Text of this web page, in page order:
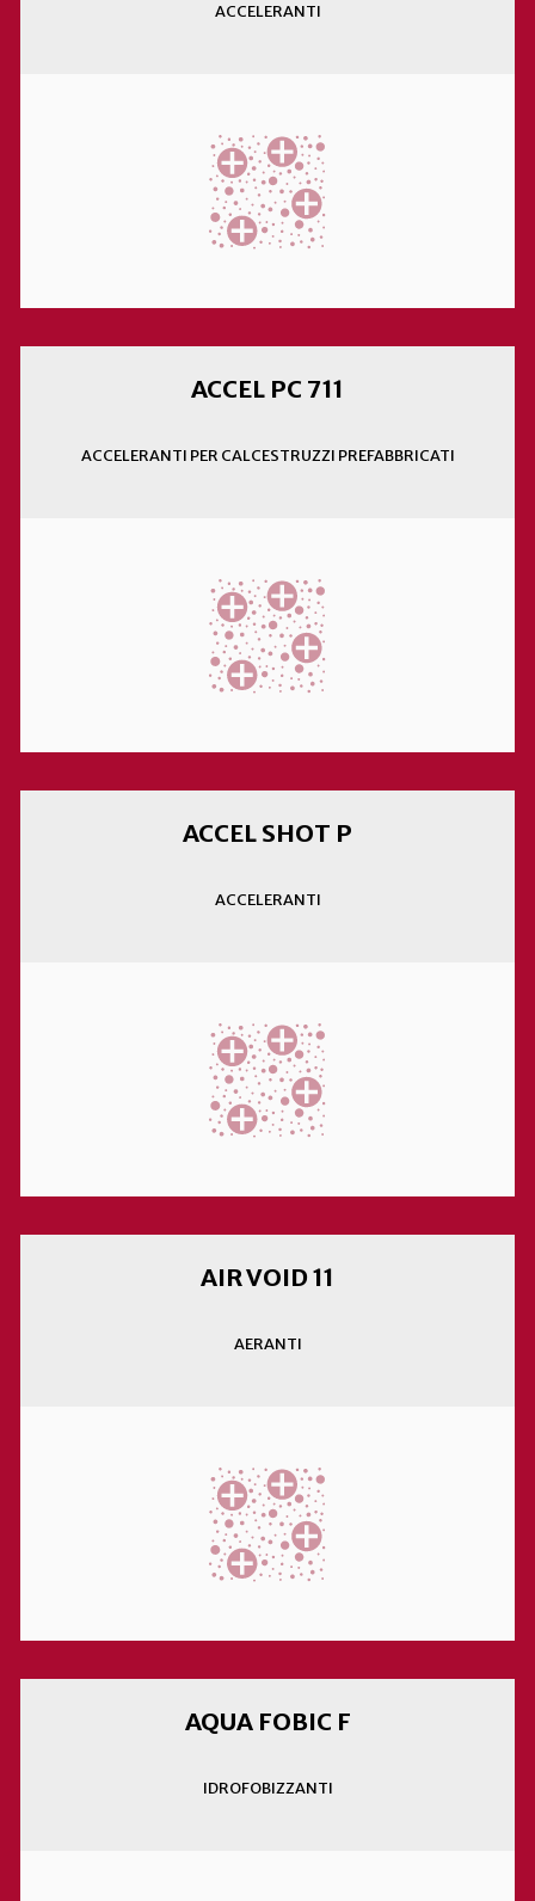
ACCELERANTI
ACCEL PC 711
ACCELERANTI PER CALCESTRUZZI PREFABBRICATI
ACCEL SHOT P
ACCELERANTI
AIR VOID 11
AERANTI
AQUA FOBIC F
IDROFOBIZZANTI